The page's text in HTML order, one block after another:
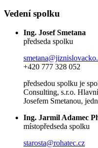
Vedení spolku
Ing. Josef Smetana
předseda spolku
+420 777 328 052
předsedou spolku je
Consulting, s.r.o.
Josefem Smetanou,
Ing. Jarmil Adamec
místopředseda spolku
starosta@rohatec.cz